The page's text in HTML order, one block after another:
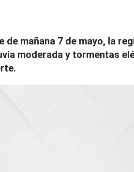
mañana 7 de mayo, la
moderada y tormentas